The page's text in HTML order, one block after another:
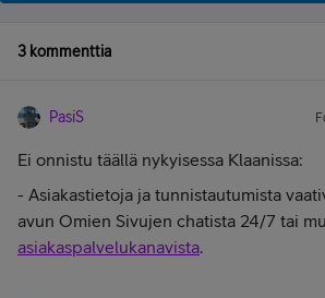
3 kommenttia
PasiS
Ei onnistu täällä nykyisessa Klaanissa:
- Asiakastietoja ja tunnistautumista
avun Omien Sivujen chatista 24/7 tai
asiakaspalvelukanavista.